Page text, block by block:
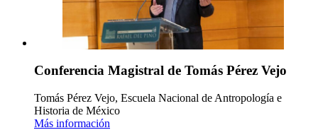
Conferencia Magistral de Tomás Pérez Vejo
Tomás Pérez Vejo, Escuela Nacional de Antropología e
Historia de México
Más información